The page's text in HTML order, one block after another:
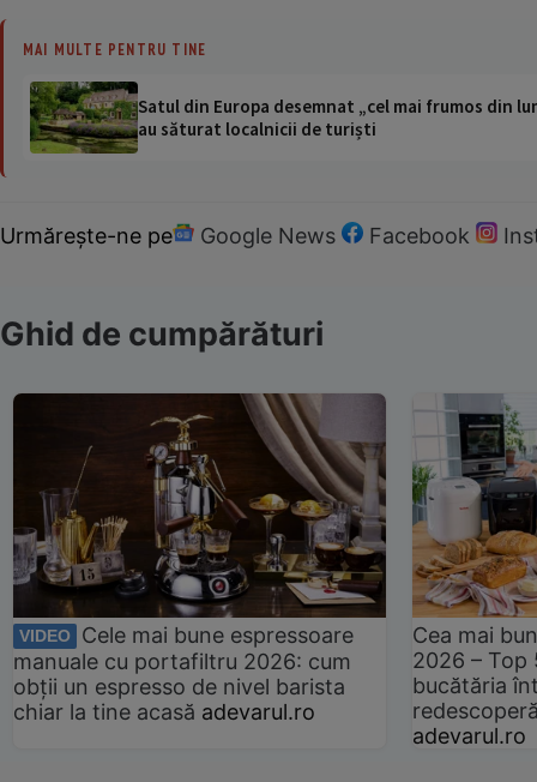
MAI MULTE PENTRU TINE
Satul din Europa desemnat „cel mai frumos din
au săturat localnicii de turiști
Urmărește-ne pe Google News Facebook
Ghid de cumpărături
VIDEO
Cele mai bune espressoare
manuale cu portafiltru 2026: cum
obții un espresso de nivel barista
chiar la tine acasă adevarul.ro
Cea mai
2026 –
bucătăria
adevarul.ro